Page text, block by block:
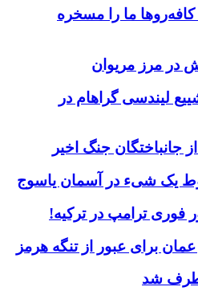
ما را مسخره
در مرز مریوان
لیندسی گراهام در
جانباختگان جنگ اخیر
یک شیء در آسمان یاسوج
فوری ترامپ در ترکیه!
برای عبور از تنگه هرمز
شد